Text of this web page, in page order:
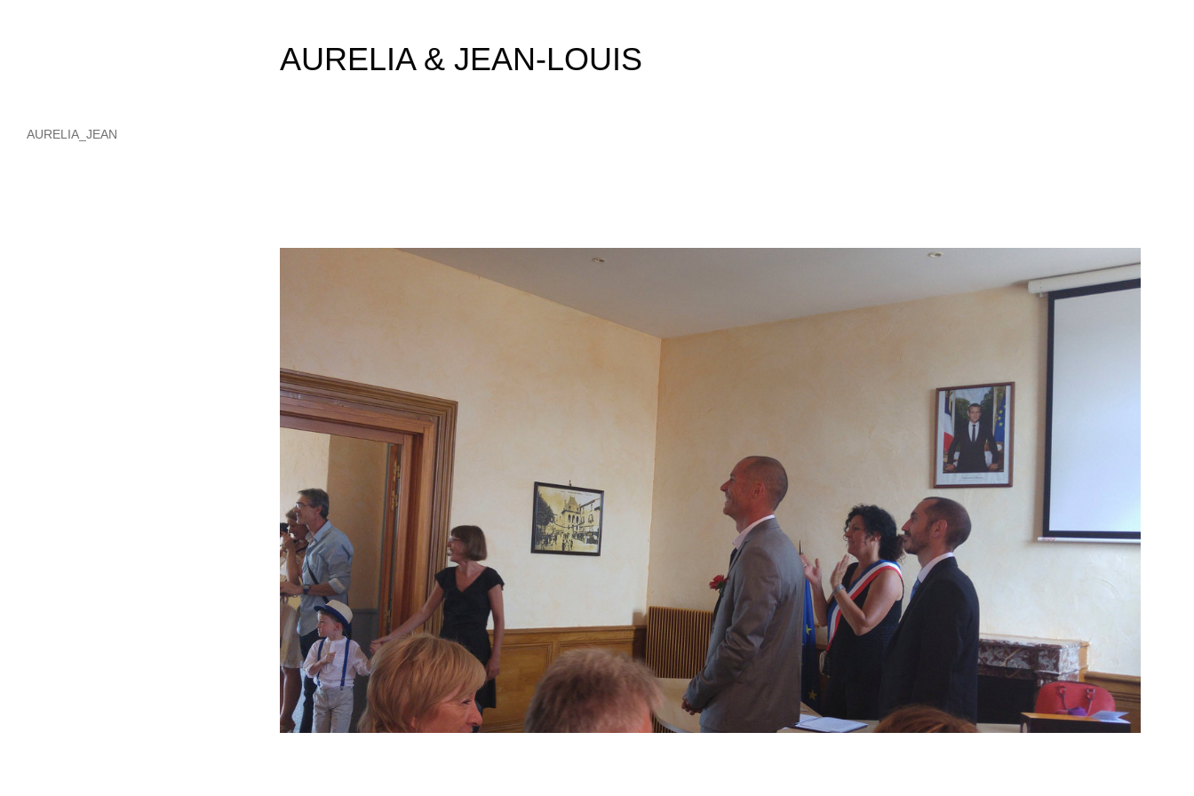
AURELIA & JEAN-LOUIS
AURELIA_JEAN